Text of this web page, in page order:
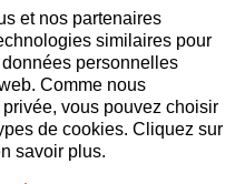
et nos partenaires
similaires pour
personnelles
Comme nous
vous pouvez choisir
de cookies. Cliquez sur
savoir plus.